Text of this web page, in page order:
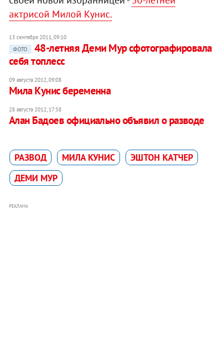
актрисой Милой Кунис.
13 сентября 2011, 09:10
ФОТО
48-летняя Деми Мур сфотографировала
себя топлесс
09 августа 2012, 09:08
Мила Кунис беременна
28 августа 2012, 17:58
Алан Бадоев официально объявил о разводе
РАЗВОД МИЛА КУНИС
ЭШТОН КАТЧЕР
ДЕМИ МУР
РЕКЛАМА